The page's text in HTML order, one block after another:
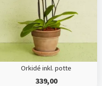
Orkidé inkl. potte
339,00